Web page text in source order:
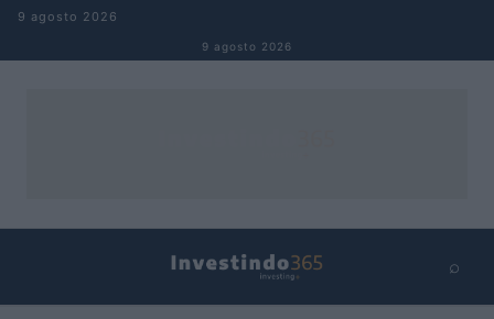
Pular para o conteúdo
9 agosto 2026
9 agosto 2026
⌕